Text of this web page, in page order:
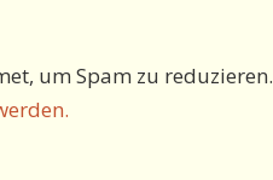
um Spam zu reduzieren.